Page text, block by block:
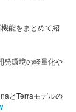
能をまとめて紹
発環境の軽量化や
とTerraモデルの